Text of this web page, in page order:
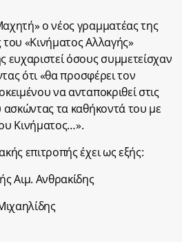
ο νέος γραμματέας της
«Κινήματος Αλλαγής»
ευχαριστεί όσους συμμετείσχαν
ότι «θα προσφέρει τον
να ανταποκριθεί στις
τα καθήκοντά του με
Κινήματος…».
επιτροπής έχει ως εξής:
Αιμ. Ανθρακίδης